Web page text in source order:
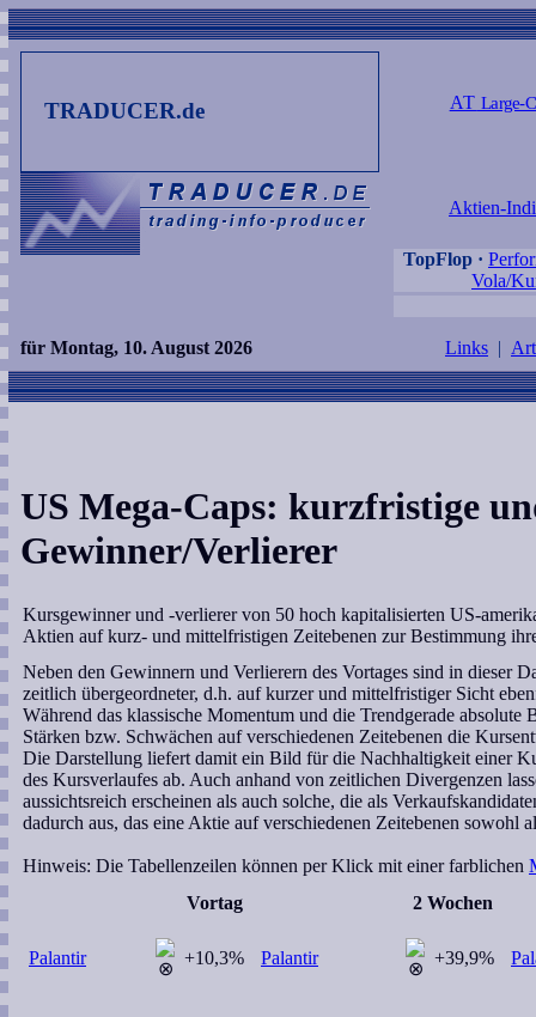
TRADUCER.de AT Large-
Aktien-
TopFlop ·
Vola/
für Montag, 10. August 2026 Links |
US Mega-Caps: kurzfristige
Gewinner/Verlierer
Kursgewinner und -verlierer von 50 hoch kapitalisierten US-
Aktien auf kurz- und mittelfristigen Zeitebenen zur Bestimmung
Neben den Gewinnern und Verlierern des Vortages sind in dieser
zeitlich übergeordneter, d.h. auf kurzer und mittelfristiger Sicht
Während das klassische Momentum und die Trendgerade
Stärken bzw. Schwächen auf verschiedenen Zeitebenen die
Die Darstellung liefert damit ein Bild für die Nachhaltigkeit einer
des Kursverlaufes ab. Auch anhand von zeitlichen Divergenzen
aussichtsreich erscheinen als auch solche, die als
dadurch aus, das eine Aktie auf verschiedenen Zeitebenen sowohl
Hinweis: Die Tabellenzeilen können per Klick mit einer farblichen
Vortag
Palantir +10,3%
2 Wochen
Palantir +39,9%